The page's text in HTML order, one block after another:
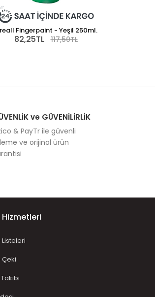
Fingerpaint - Yeşil 250ml.
82,25TL 117,50TL
ve GÜVENİLİRLİK
& PayTr ile güvenli
ve orijinal ürün